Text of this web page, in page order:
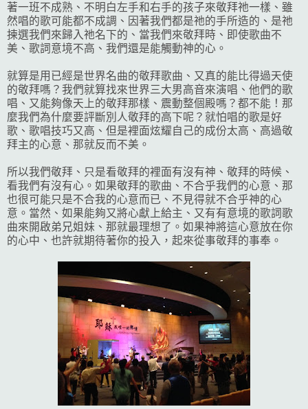
著一班不成熟、不明白左手和右手的孩子來敬拜祂一樣、雖
然唱的歌可能都不成調、因著我們都是祂的手所造的、是祂
揀選我們來歸入祂名下的、當我們來敬拜時、即使歌曲不
美、歌詞意境不高、我們還是能觸動神的心。
就算是用已經是世界名曲的敬拜歌曲、又真的能比得過天使
的敬拜嗎？我們就算找來世界三大男高音來演唱、他們的歌
唱、又能夠像天上的敬拜那樣、震動整個殿嗎？都不能！那
麼我們為什麼要評斷別人敬拜的高下呢？就怕唱的歌是好
歌、歌唱技巧又高、但是裡面炫耀自己的成份太高、高過敬
拜主的心意、那就反而不美。
所以我們敬拜、只是看敬拜的裡面有沒有神、敬拜的時候、
看我們有沒有心。如果敬拜的歌曲、不合乎我們的心意、那
也很可能只是不合我的心意而已、不見得就不合乎神的心
意。當然、如果能夠又將心獻上給主、又有有意境的歌詞歌
曲來開啟弟兄姐妹、那就最理想了。如果神將這心意放在你
的心中、也許就期待著你的投入，起來從事敬拜的事奉。